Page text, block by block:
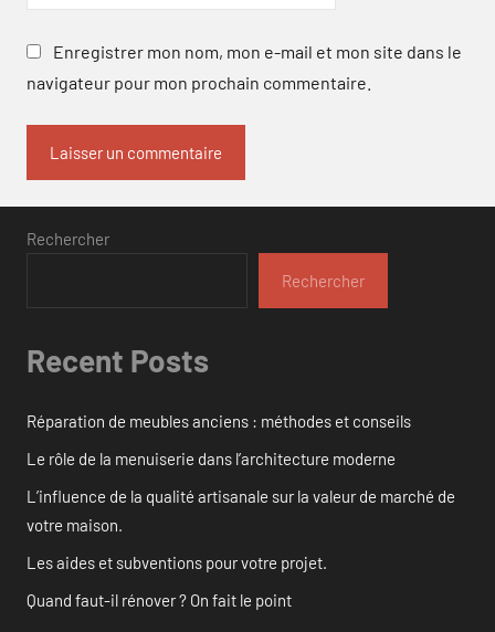
Enregistrer mon nom, mon e-mail et mon site dans le
navigateur pour mon prochain commentaire.
Rechercher
Rechercher
Recent Posts
Réparation de meubles anciens : méthodes et conseils
Le rôle de la menuiserie dans l’architecture moderne
L’influence de la qualité artisanale sur la valeur de marché de
votre maison.
Les aides et subventions pour votre projet.
Quand faut-il rénover ? On fait le point